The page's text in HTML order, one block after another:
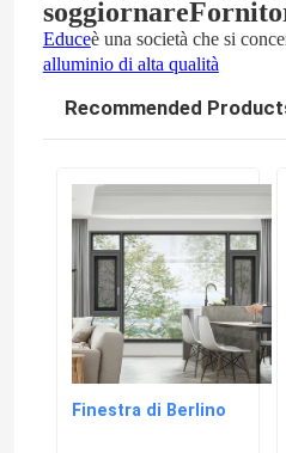
soggiornare
Educeè una società che si
alluminio di alta qualità
Recommended
Finestra di Berlino